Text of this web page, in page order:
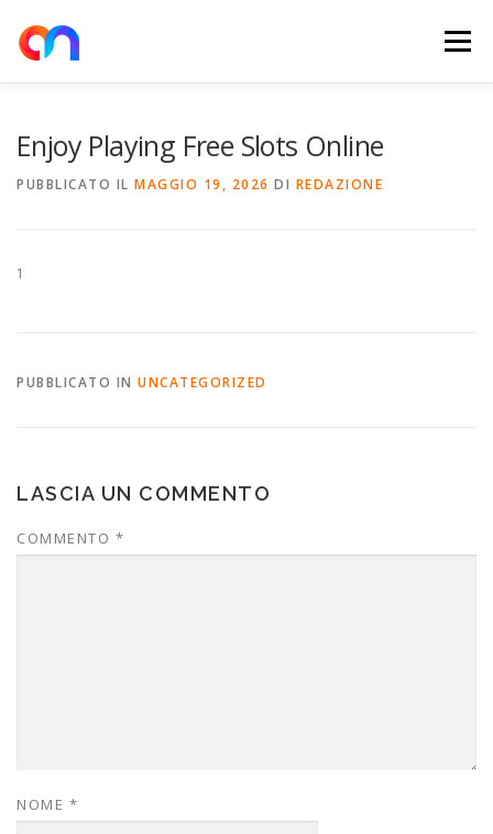
contenuto
Menu
Enjoy Playing Free Slots Online
PUBBLICATO IL MAGGIO 19, 2026 DI REDAZIONE
1
PUBBLICATO IN UNCATEGORIZED
LASCIA UN COMMENTO
COMMENTO *
NOME *